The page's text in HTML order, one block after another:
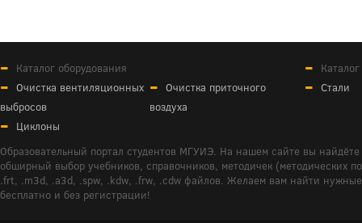
Каталог оборудования
Очистка вентиляционных
выбросов
Очистка приточного
воздуха
Циклоны
Стали
Образовательный портал студентов МГУИЭ. На нашем сайте вы
обширный выбор учебников, справочников, методичек (методических
.frt, .m3d, .a3d, .spw, .kdw, .frw, .cdw файлов. Желаем вам найти
бесплатно и без регистрации!